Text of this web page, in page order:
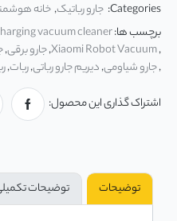
Categories: جارو رباتیک, خانه
برچسب ها:vacuum cleaner
,
Xiaomi Robot Vacuum
,جارو برقی,
,جارو شیاومی,دیریم جارو رباتی,ربات,
اشتراک گذاری این محصول:
توضیحات توضیحات